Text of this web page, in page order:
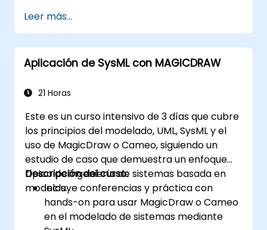
Leer más...
Aplicación de SysML con MAGICDRAW
21 Horas
Este es un curso intensivo de 3 días que cubre
los principios del modelado, UML, SysML y el
uso de MagicDraw o Cameo, siguiendo un
estudio de caso que demuestra un enfoque
típico de ingeniería de sistemas basada en
modelos.
Descripción del curso:
Incluye conferencias y práctica con
hands-on para usar MagicDraw o Cameo
en el modelado de sistemas mediante